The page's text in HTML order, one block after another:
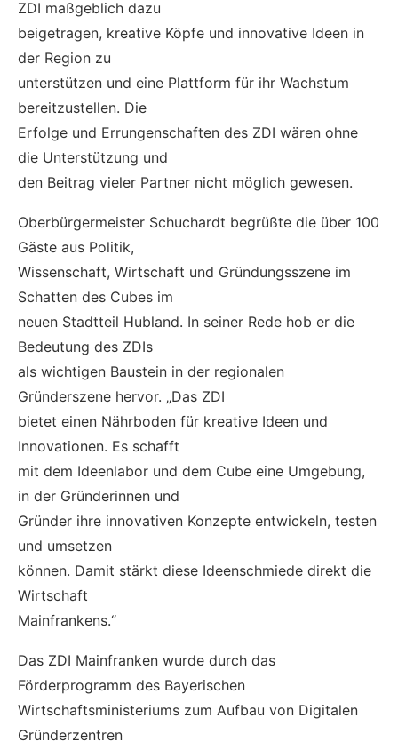
ZDI maßgeblich dazu
beigetragen, kreative Köpfe und innovative Ideen in
der Region zu
unterstützen und eine Plattform für ihr Wachstum
bereitzustellen. Die
Erfolge und Errungenschaften des ZDI wären ohne
die Unterstützung und
den Beitrag vieler Partner nicht möglich gewesen.
Oberbürgermeister Schuchardt begrüßte die über 100
Gäste aus Politik,
Wissenschaft, Wirtschaft und Gründungsszene im
Schatten des Cubes im
neuen Stadtteil Hubland. In seiner Rede hob er die
Bedeutung des ZDIs
als wichtigen Baustein in der regionalen
Gründerszene hervor. „Das ZDI
bietet einen Nährboden für kreative Ideen und
Innovationen. Es schafft
mit dem Ideenlabor und dem Cube eine Umgebung,
in der Gründerinnen und
Gründer ihre innovativen Konzepte entwickeln, testen
und umsetzen
können. Damit stärkt diese Ideenschmiede direkt die
Wirtschaft
Mainfrankens.“
Das ZDI Mainfranken wurde durch das
Förderprogramm des Bayerischen
Wirtschaftsministeriums zum Aufbau von Digitalen
Gründerzentren